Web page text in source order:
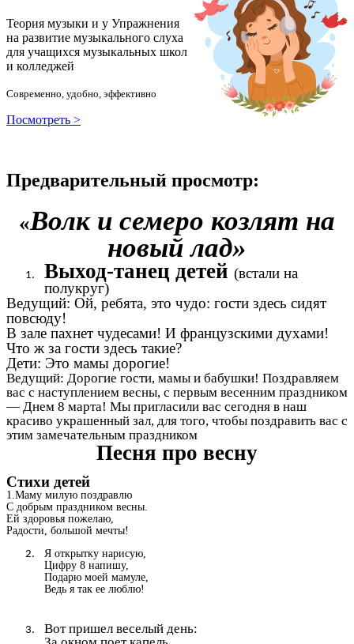
Теория музыки и у Упражнения
на развитие музыкального слуха
для учащихся музыкальных школ
и колледжей
Современно, удобно, эффективно
Посмотреть >
Предварительный просмотр:
«Волк и семеро козлят на
новый лад»
Выход-танец детей (встали на
полукруг)
Ведущий: Ой, ребята, это чудо: гости здесь сидят
повсюду!
В зале пахнет чудесами! И французскими духами!
Что ж за гости здесь такие?
Дети: Это мамы дорогие!
Ведущий: Дорогие гости, мамы и бабушки! Поздравляем
вас с наступлением весны, с первым весенним праздником
— Днем 8 марта! Мы пригласили вас сегодня в наш
красиво украшенный зал, для того, чтобы поздравить вас с
этим замечательным праздником
Песня про весну
Стихи детей
1.Маму милую поздравлю
С добрым праздником весны.
Ей здоровья пожелаю,
Радости, большой мечты!
Я открытку нарисую,
Цифру 8 напишу,
Подарю моей мамуле,
Ведь я так ее люблю!
Вот пришел веселый день: